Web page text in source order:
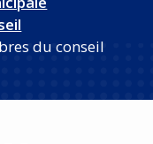
du conseil